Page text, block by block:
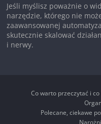
Jeśli myślisz poważnie o
narzędzie, którego nie
zaawansowanej
skutecznie skalować
i nerwy.
Co warto przeczytać i co
Polecane, ciekawe